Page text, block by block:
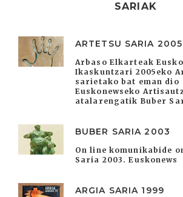
SARIAK
ARTETSU SARIA 2005
Arbaso Elkarteak Eusko
Ikaskuntzari 2005eko
sarietako bat eman dio
Euskonewseko
atalarengatik Buber
BUBER SARIA 2003
On line komunikabide
Saria 2003. Euskonews
ARGIA SARIA 1999